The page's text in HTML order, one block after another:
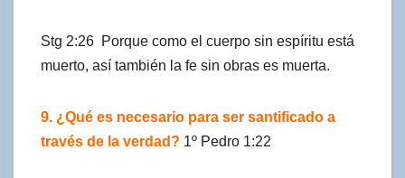
Stg 2:26 Porque como el cuerpo sin espíritu está
muerto, así también la fe sin obras es muerta.
9. ¿Qué es necesario para ser santificado a
través de la verdad? 1º Pedro 1:22